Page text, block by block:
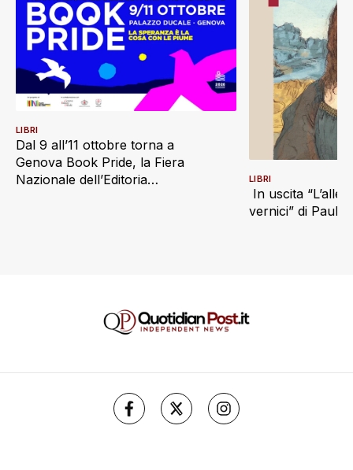
Dal 9 all’11 ottobre torna a
Genova Book Pride, la Fiera
Nazionale dell’Editoria
LIBRI
In uscita
vernici” di Paul
LIBRI